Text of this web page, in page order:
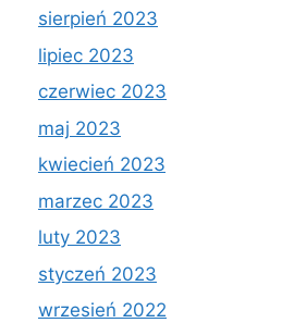
sierpień 2023
lipiec 2023
czerwiec 2023
maj 2023
kwiecień 2023
marzec 2023
luty 2023
styczeń 2023
wrzesień 2022